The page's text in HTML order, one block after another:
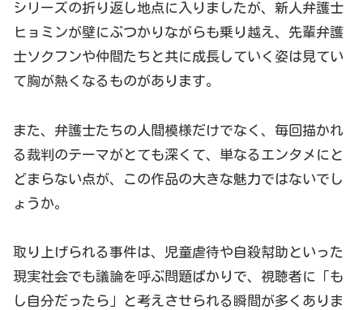
シリーズの折り返し地点に入りましたが、新人弁護士
ヒョミンが壁にぶつかりながらも乗り越え、先輩弁護
士ソクフンや仲間たちと共に成長していく姿は見てい
て胸が熱くなるものがあります。
また、弁護士たちの人間模様だけでなく、毎回描かれ
る裁判のテーマがとても深くて、単なるエンタメにと
どまらない点が、この作品の大きな魅力ではないでし
ょうか。
取り上げられる事件は、児童虐待や自殺幇助といった
現実社会でも議論を呼ぶ問題ばかりで、視聴者に「も
し自分だったら」と考えさせられる瞬間が多くありま